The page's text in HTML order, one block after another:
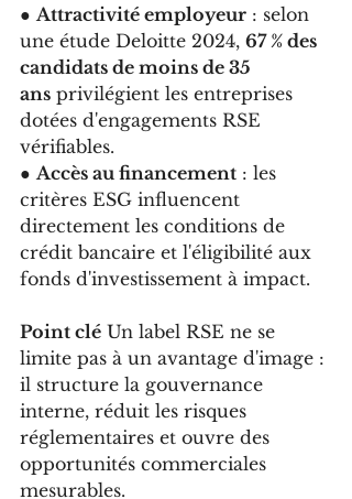
● Attractivité employeur : selon
une étude Deloitte 2024, 67 % des
candidats de moins de 35
ans privilégient les entreprises
dotées d'engagements RSE
vérifiables.
● Accès au financement : les
critères ESG influencent
directement les conditions de
crédit bancaire et l'éligibilité aux
fonds d'investissement à impact.
Point clé Un label RSE ne se
limite pas à un avantage d'image :
il structure la gouvernance
interne, réduit les risques
réglementaires et ouvre des
opportunités commerciales
mesurables.